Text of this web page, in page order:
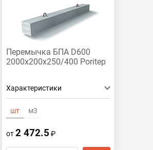
Перемычка БПА D600
2000х200х250/400 Poritep
Характеристики
шт м3
от2 472.5 ₽